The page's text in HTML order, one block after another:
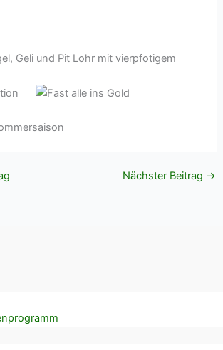
Nächster Beitrag →